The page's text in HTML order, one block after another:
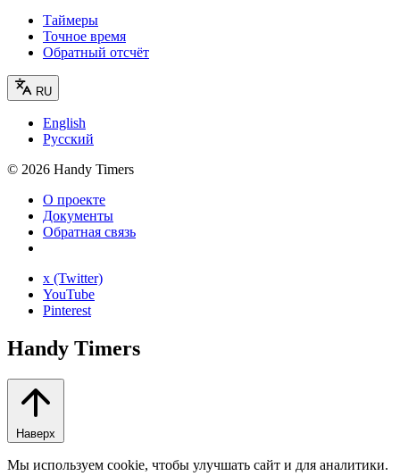
Таймеры
Точное время
Обратный отсчёт
RU
English
Русский
© 2026 Handy Timers
О проекте
Документы
Обратная связь
x (Twitter)
YouTube
Pinterest
Handy Timers
Наверх
Мы используем cookie, чтобы улучшать сайт и для аналитики.